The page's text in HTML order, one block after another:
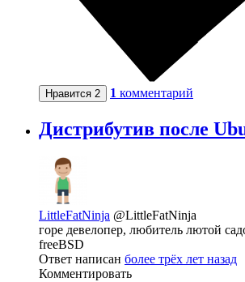
Нравится 2 1 комментарий
Дистрибутив после
LittleFatNinja @LittleFatNinja
горе девелопер, любитель лютой
freeBSD
Ответ написан более трёх лет назад
Комментировать